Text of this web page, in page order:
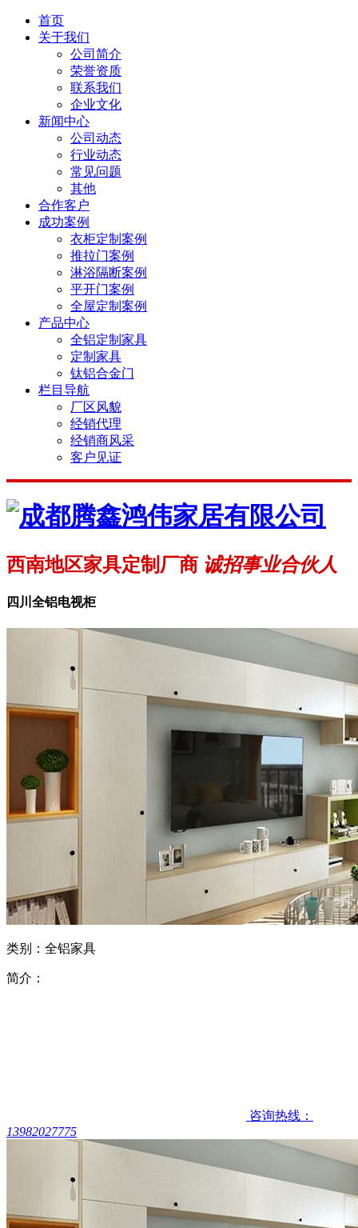
首页
关于我们
公司简介
荣誉资质
联系我们
企业文化
新闻中心
公司动态
行业动态
常见问题
其他
合作客户
成功案例
衣柜定制案例
推拉门案例
淋浴隔断案例
平开门案例
全屋定制案例
产品中心
全铝定制家具
定制家具
钛铝合金门
栏目导航
厂区风貌
经销代理
经销商风采
客户见证
西南地区家具定制厂商 诚招事业合伙人
四川全铝电视柜
类别：全铝家具
简介：
咨询热线：
13982027775